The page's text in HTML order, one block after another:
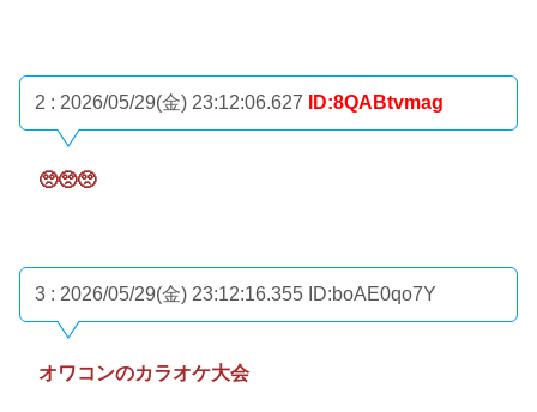
2 : 2026/05/29(金) 23:12:06.627 ID:8QABtvmag
🥺🥺🥺
3 : 2026/05/29(金) 23:12:16.355 ID:boAE0qo7Y
オワコンのカラオケ大会